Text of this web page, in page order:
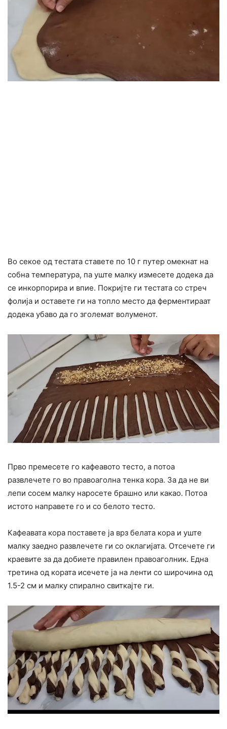
Во секое од тестата ставете по 10 г путер омекнат на
собна температура, па уште малку измесете додека да
се инкорпорира и впие. Покријте ги тестата со стреч
фолија и оставете ги на топло место да ферментираат
додека убаво да го зголемат волуменот.
Прво премесете го кафеавото тесто, а потоа
развлечете го во правоаголна тенка кора. За да не ви
лепи сосем малку наросете брашно или какао. Потоа
истото направете го и со белото тесто.
Кафеавата кора поставете ја врз белата кора и уште
малку заедно развлечете ги со оклагијата. Отсечете ги
краевите за да добиете правилен правоаголник. Една
третина од кората исечете ја на ленти со широчина од
1.5-2 см и малку спирално свиткајте ги.